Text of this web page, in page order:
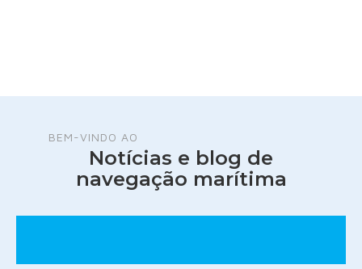
BEM-VINDO AO
Notícias e blog de
navegação marítima